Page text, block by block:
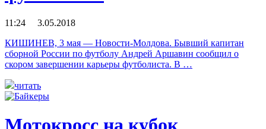
11:24 3.05.2018
КИШИНЕВ, 3 мая — Новости-Молдова. Бывший капитан
сборной России по футболу Андрей Аршавин сообщил о
скором завершении карьеры футболиста. В …
читать